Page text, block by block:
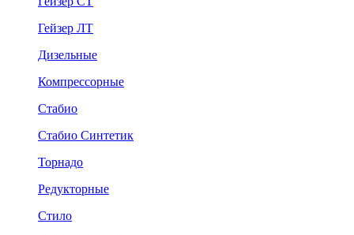
Гейзер ЛТ
Дизельные
Компрессорные
Стабио
Стабио Синтетик
Торнадо
Редукторные
Стило